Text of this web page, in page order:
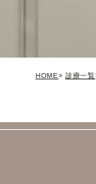
HOME 診療一覧